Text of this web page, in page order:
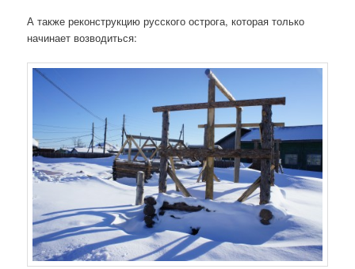
А также реконструкцию русского острога, которая только
начинает возводиться: